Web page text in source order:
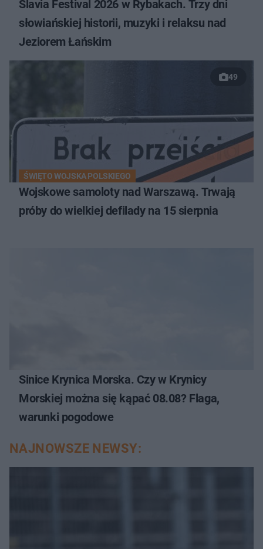
Slavia Festival 2026 w Rybakach. Trzy dni
słowiańskiej historii, muzyki i relaksu nad
Jeziorem Łańskim
49
ŚWIĘTO WOJSKA POLSKIEGO
Wojskowe samoloty nad Warszawą. Trwają
próby do wielkiej defilady na 15 sierpnia
Sinice Krynica Morska. Czy w Krynicy
Morskiej można się kąpać 08.08? Flaga,
warunki pogodowe
NAJNOWSZE NEWSY: